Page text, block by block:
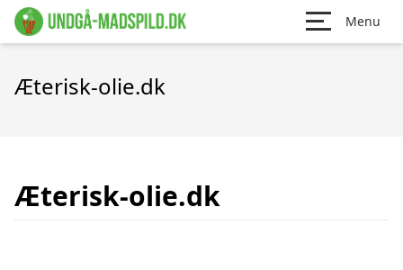
Menu
Æterisk-olie.dk
Æterisk-olie.dk